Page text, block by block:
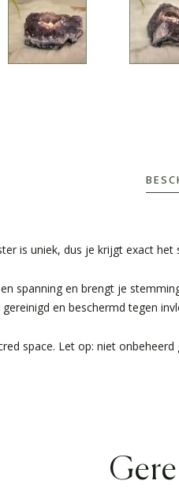
is uniek, dus je krijgt exact
spanning en brengt je
en beschermd tegen
space. Let op: niet onbeheerd